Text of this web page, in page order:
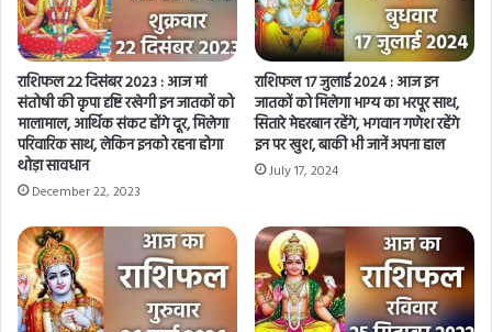
l
a
d
d
r
e
s
s
राशिफल 22 दिसंबर 2023 : आज मां
संतोषी की कृपा दृष्टि रखेगी इन जातकों को
मालामाल, आर्थिक संकट होंगे दूर, मिलेगा
परिवारिक साथ, लेकिन इनको रहना होगा
थोड़ा सावधान
December 22, 2023
राशिफल 17 जुलाई 2024 : आज इन
जातकों को मिलेगा भाग्य का भरपूर साथ,
सितारे मेहरबान रहेंगे, भगवान गणेश रहेंगे
इन पर खुश, बाकी भी जानें अपना हाल
July 17, 2024